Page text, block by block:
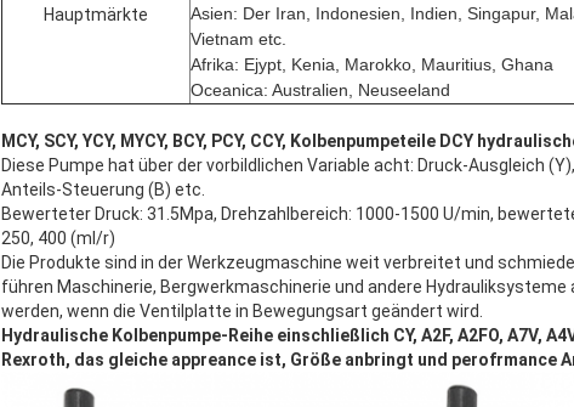
Hauptmärkte
Asien: Der Iran, Indonesien, Indien, Singapur,
Vietnam etc.
Afrika: Ejypt, Kenia, Marokko, Mauritius, Ghana
Oceanica: Australien, Neuseeland
MCY, SCY, YCY, MYCY, BCY, PCY, CCY, Kolbenpumpeteile DCY
Diese Pumpe hat über der vorbildlichen Variable acht: Druck-Ausgleich
Anteils-Steuerung (B) etc.
Bewerteter Druck: 31.5Mpa, Drehzahlbereich: 1000-1500 U/min,
250, 400 (ml/r)
Die Produkte sind in der Werkzeugmaschine weit verbreitet und
führen Maschinerie, Bergwerkmaschinerie und andere
werden, wenn die Ventilplatte in Bewegungsart geändert wird.
Hydraulische Kolbenpumpe-Reihe einschließlich CY, A2F, A2FO, A7V,
Rexroth, das gleiche appreance ist, Größe anbringt und perofrmance